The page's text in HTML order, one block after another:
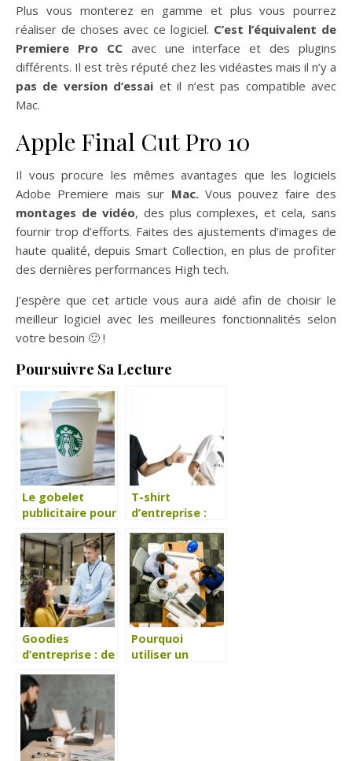
Plus vous monterez en gamme et plus vous pourrez
réaliser de choses avec ce logiciel. C’est l’équivalent de
Premiere Pro CCavec une interface et des plugins
différents. Il est très réputé chez les vidéastes mais il n’y a
pas de version d’essai et il n’est pas compatible avec
Mac.
Apple Final Cut Pro 10
Il vous procure les mêmes avantages que les logiciels
Adobe Premiere mais sur Mac.Vous pouvez faire des
montages de vidéo, des plus complexes, et cela, sans
fournir trop d’efforts. Faites des ajustements d’images de
haute qualité, depuis Smart Collection, en plus de profiter
des dernières performances High tech.
J’espère que cet article vous aura aidé afin de choisir le
meilleur logiciel avec les meilleures fonctionnalités selon
votre besoin 🙂 !
Poursuivre Sa Lecture
Le gobelet
publicitaire pour
lors des
évènements
d’entreprise
T-shirt
d’entreprise :
fidéliser clients
et salariés ?
Goodies
d’entreprise : de
vos
collaborateurs ?
Pourquoi
utiliser un